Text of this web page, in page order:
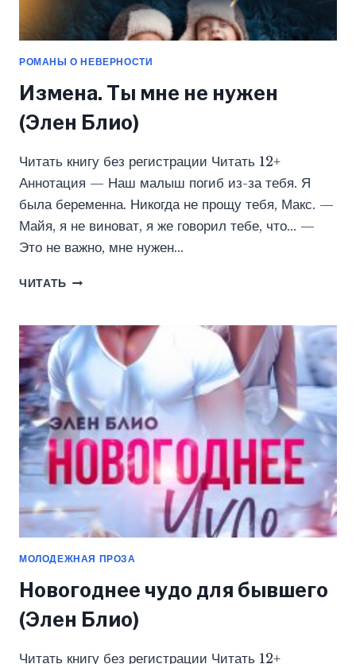
РОМАНЫ О НЕВЕРНОСТИ
Измена. Ты мне не нужен
(Элен Блио)
Читать книгу без регистрации Читать 12+
Аннотация — Наш малыш погиб из-за тебя. Я
была беременна. Никогда не прощу тебя, Макс. —
Майя, я не виноват, я же говорил тебе, что… —
Это не важно, мне нужен…
ЧИТАТЬ ИЗМЕНА.
НЕ
НУЖЕН
(ЭЛЕН
БЛИО)
МОЛОДЕЖНАЯ ПРОЗА
Новогоднее чудо для бывшего
(Элен Блио)
Читать книгу без регистрации Читать 12+